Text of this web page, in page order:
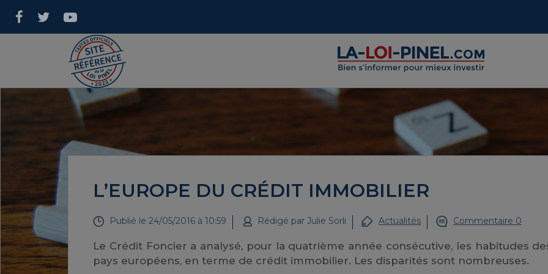
L’EUROPE DU CRÉDIT IMMOBILIER
Publié le 24/05/2016 à 10:59 Rédigé par Julie Sorli Actualités Commentaire 0
Le Crédit Foncier a analysé, pour la quatrième année consécutive, les habitudes
pays européens, en terme de crédit immobilier. Les disparités sont nombreuses.